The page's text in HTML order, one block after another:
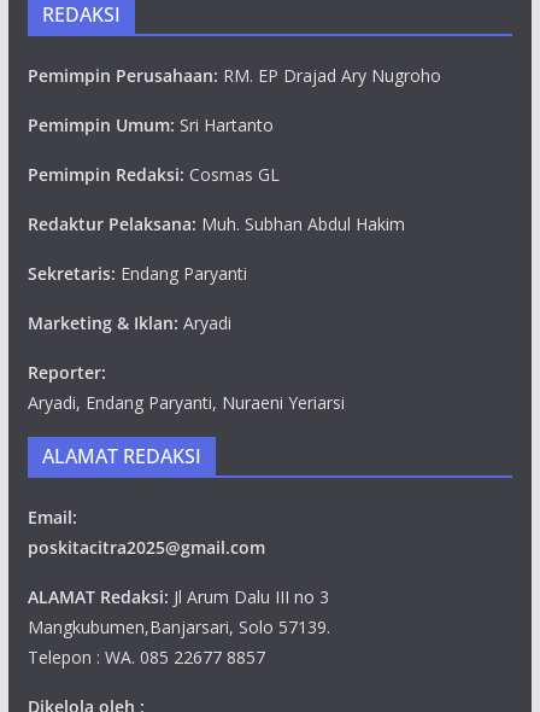
REDAKSI
Pemimpin Perusahaan: RM. EP Drajad Ary Nugroho
Pemimpin Umum: Sri Hartanto
Pemimpin Redaksi: Cosmas GL
Redaktur Pelaksana: Muh. Subhan Abdul Hakim
Sekretaris: Endang Paryanti
Marketing & Iklan: Aryadi
Reporter:
Aryadi, Endang Paryanti, Nuraeni Yeriarsi
ALAMAT REDAKSI
Email:
poskitacitra2025@gmail.com
ALAMAT Redaksi: Jl Arum Dalu III no 3
Mangkubumen,Banjarsari, Solo 57139.
Telepon : WA. 085 22677 8857
Dikelola oleh :